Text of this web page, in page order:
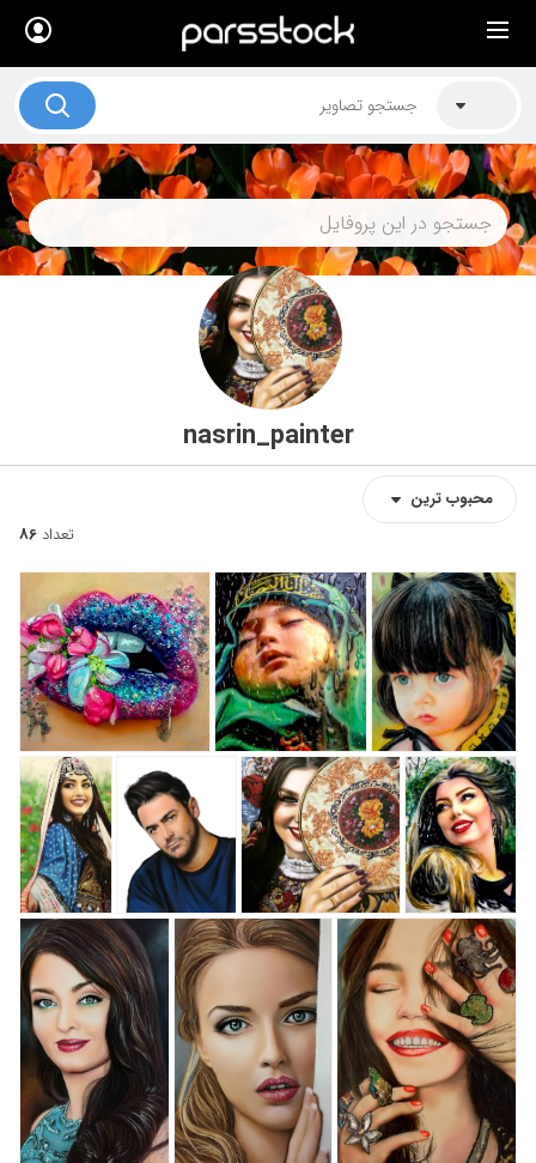
nasrin_painter
محبوب‌‌‌ ترین
تعداد 86
× لیست قیمت ها
کاربرد تصاویر
موضوعات تصاویر
دکوراسیون و فضاها
هنرمندان ایرانی
کسب درآمد از فروش تصاویر
021 28428845
بلاگ پارس استاک